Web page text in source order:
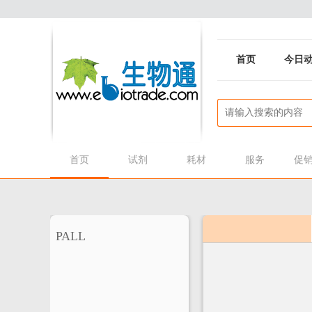
首页 今日
首页 试剂 耗材 服务 促
PALL